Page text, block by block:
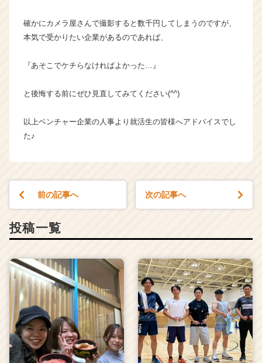
e
確かにカメラ屋さんで撮影すると数千円してしまうのですが、
本気で受かりたい企業があるのであれば、
『あそこでケチらなければよかった…』
と後悔する前にぜひ見直してみてください(^^)
以上ベンチャー企業の人事より就活生の皆様へアドバイスでし
た♪
前の記事へ 次の記事へ
投稿一覧